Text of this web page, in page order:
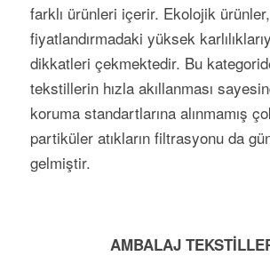
farklı ürünleri içerir. Ekolojik ürünler,
fiyatlandırmadaki yüksek
dikkatleri çekmektedir. Bu
tekstillerin hızla akıllanması
koruma standartlarına alınmamış
partiküler atıkların filtrasyonu da
gelmiştir.
AMBALAJ